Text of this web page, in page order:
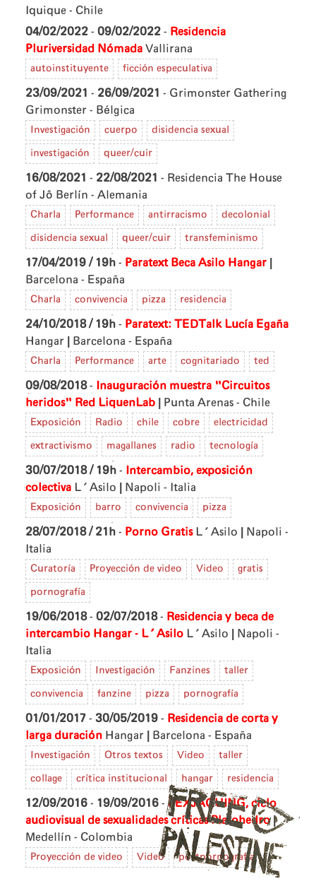
Iquique - Chile
04/02/2022 - 09/02/2022 - Residencia
Pluriversidad Nómada Vallirana
autoinstituyente ficción especulativa
23/09/2021 - 26/09/2021 - Grimonster Gathering
Grimonster - Bélgica
Investigación cuerpo disidencia sexual
investigación queer/cuir
16/08/2021 - 22/08/2021 - Residencia The House
of Jô Berlín - Alemania
Charla Performance antirracismo decolonial
disidencia sexual queer/cuir transfeminismo
17/04/2019 / 19h - Paratext Beca Asilo Hangar
Barcelona - España
Charla convivencia pizza residencia
24/10/2018 / 19h - Paratext: TEDTalk Lucía Egaña
Hangar
Barcelona - España
Charla Performance arte cognitariado ted
09/08/2018- Inauguración muestra "Circuitos
heridos" Red LiquenLab Punta Arenas - Chile
Exposición Radio chile cobre electricidad
extractivismo magallanes radio tecnología
30/07/2018 / 19h - Intercambio, exposición
colectiva L'Asilo Napoli - Italia
Exposición barro convivencia pizza
28/07/2018 / 21h - Porno Gratis L'Asilo
Napoli -
Italia
Curatoría Proyección de video Video gratis
pornografía
19/06/2018- 02/07/2018- Residencia y beca de
intercambio Hangar - L'Asilo L'Asilo
Napoli -
Italia
Exposición Investigación Fanzines taller
convivencia fanzine pizza pornografía
01/01/2017 - 30/05/2019 - Residencia de corta y
larga duración Hangar Barcelona - España
Investigación Otros textos Video taller
collage crítica institucional hangar residencia
12/09/2016 - 19/09/2016 -SEXJAQUING, ciclo
audiovisual de sexualidades críticas Platohedro |
Medellín - Colombia
Proyección de video Video postpornografía